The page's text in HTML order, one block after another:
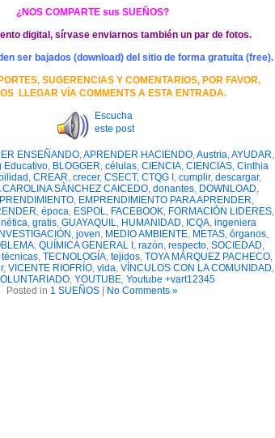
¿NOS COMPARTE sus SUEÑOS?
digital, sírvase enviarnos también un par de fotos.
ser bajados (download) del sitio de forma gratuita (free).
SUGERENCIAS Y COMENTARIOS, POR FAVOR,
LLEGAR VÍA COMMENTS A ESTA ENTRADA.
Escucha
este post
ENSEÑANDO,APRENDER HACIENDO,Austria,AYUDAR,
Educativo, BLOGGER, células, CIENCIA, CIENCIAS, Cinthia
, CREAR, crecer, CSECT, CTQG I , cumplir, descargar,
CAROLINA SÀNCHEZ CAICEDO, donantes, DOWNLOAD,
, EMPRENDIMIENTO PARA APRENDER,
, época, ESPOL, FACEBOOK, FORMACIÓN LIDERES,
, gratis, GUAYAQUIL, HUMANIDAD, ICQA, ingeniera
INVESTIGACIÓN , joven, MEDIO AMBIENTE, METAS, órganos,
, QUÍMICA GENERAL I , razón, respecto, SOCIEDAD,
técnicas, TECNOLOGÍA, tejidos, TOYA MÁRQUEZ PACHECO,
, VICENTE RIOFRÍO, vida, VÍNCULOS CON LA COMUNIDAD,
, YOUTUBE, Youtube +vart12345
Posted in 1 SUEÑOS No Comments »